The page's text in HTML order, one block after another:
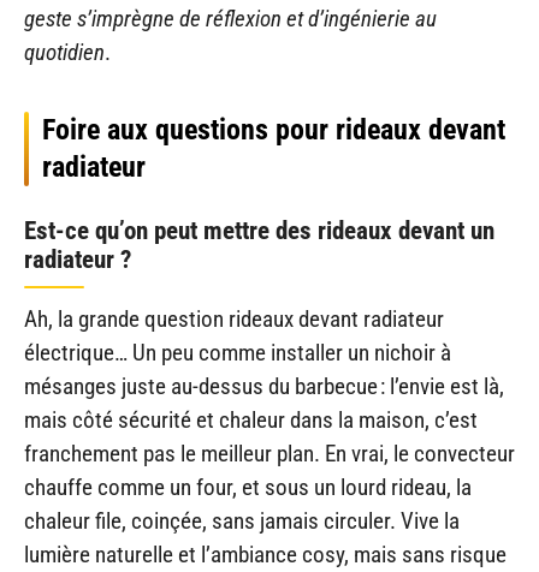
geste s’imprègne de réflexion et d’ingénierie au
quotidien.
Foire aux questions pour rideaux devant
radiateur
Est-ce qu’on peut mettre des rideaux devant un
radiateur ?
Ah, la grande question rideaux devant radiateur
électrique… Un peu comme installer un nichoir à
mésanges juste au-dessus du barbecue : l’envie est là,
mais côté sécurité et chaleur dans la maison, c’est
franchement pas le meilleur plan. En vrai, le convecteur
chauffe comme un four, et sous un lourd rideau, la
chaleur file, coinçée, sans jamais circuler. Vive la
lumière naturelle et l’ambiance cosy, mais sans risque